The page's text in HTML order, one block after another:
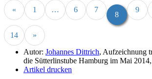
«
1 … 6 7
8
9
14
»
Autor: Johannes Dittrich, Aufzeichnung
die Sütterlinstube Hamburg im Mai
Artikel drucken